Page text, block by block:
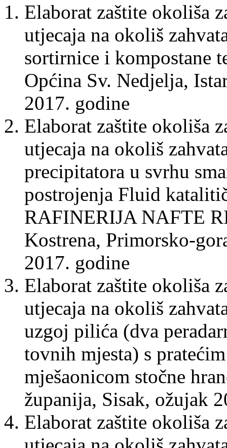
Elaborat zaštite okoliša
utjecaja na okoliš
sortirnice i kompostane
Općina Sv. Nedjelja,
2017. godine
Elaborat zaštite okoliša
utjecaja na okoliš
precipitatora u svrhu
postrojenja Fluid
RAFINERIJA NAFTE
Kostrena, Primorsko-
2017. godine
Elaborat zaštite okoliša
utjecaja na okoliš
uzgoj pilića (dva
tovnih mjesta) s
mješaonicom stočne
županija, Sisak, ožujak
Elaborat zaštite okoliša